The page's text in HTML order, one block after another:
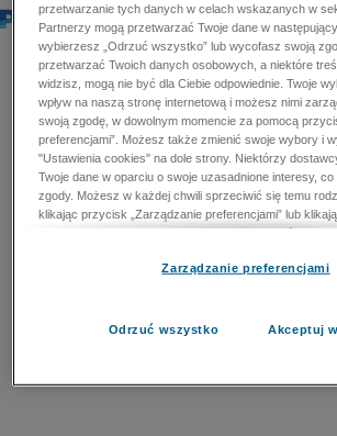
przetwarzanie tych danych w celach wskazanych w
Partnerzy mogą przetwarzać Twoje dane w
wybierzesz „Odrzuć wszystko” lub wycofasz swoją
przetwarzać Twoich danych osobowych, a niektóre
widzisz, mogą nie być dla Ciebie odpowiednie. Twoje
wpływ na naszą stronę internetową i możesz nimi
swoją zgodę, w dowolnym momencie za pomocą
preferencjami”. Możesz także zmienić swoje wybory i
"Ustawienia cookies" na dole strony. Niektórzy
Twoje dane w oparciu o swoje uzasadnione interesy, co
zgody. Możesz w każdej chwili sprzeciwić się temu
klikając przycisk „Zarządzanie preferencjami” lub
cookies" na dole strony. Nie możesz sprzeciwić się
zapobiegania oszustwom i naprawiania błędów, a w tym
przetwarzaniu danych osobowych w celu dostarczania
Zarządzanie preferencjami
Odrzuć wszystko Akceptuj